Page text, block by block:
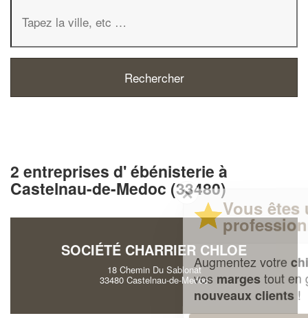
2 entreprises d' ébénisterie à
Castelnau-de-Medoc (33480)
SOCIÉTÉ CHARRIER CHLOE
18 Chemin Du Sablonat
33480 Castelnau-de-Medoc
✕
Vous êtes un
professionnel ?
Augmentez votrechiffre d'affaireset
vosmargestout en gagnant de